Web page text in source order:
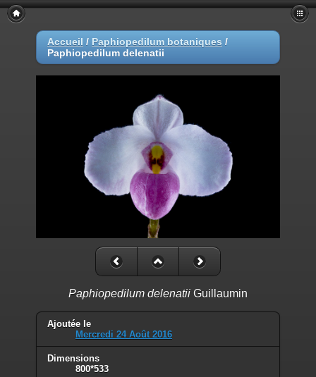
Accueil / Paphiopedilum botaniques /
Paphiopedilum delenatii
Paphiopedilum delenatii Guillaumin
Ajoutée le
Mercredi 24 Août 2016
Dimensions
800*533